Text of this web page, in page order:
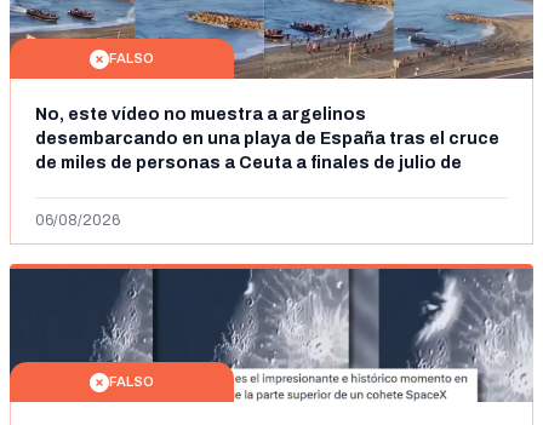
FALSO
No, este vídeo no muestra a argelinos
desembarcando en una playa de España tras el cruce
de miles de personas a Ceuta a finales de julio de
06/08/2026
FALSO